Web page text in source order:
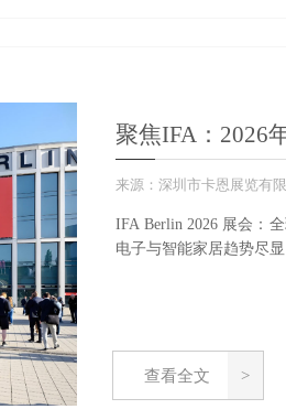
聚焦IFA：2026
来源：深圳市卡恩展览有
IFA Berlin 2026 展会：
电子与智能家居趋势尽
查看全文